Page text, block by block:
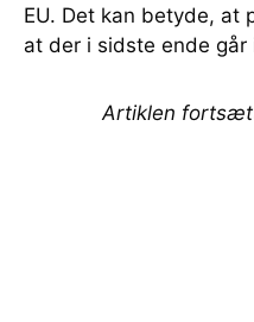
EU. Det kan betyde, at
at der i sidste ende går
Artiklen